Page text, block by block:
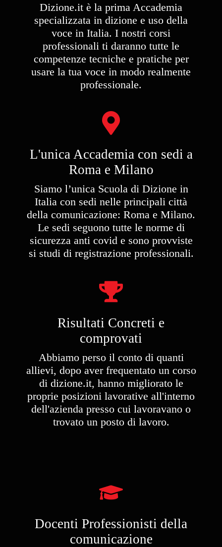
Dizione.it è la prima Accademia
specializzata in dizione e uso della
voce in Italia. I nostri corsi
professionali ti daranno tutte le
competenze tecniche e pratiche per
usare la tua voce in modo realmente
professionale.
L'unica Accademia con sedi a
Roma e Milano
Siamo l’unica Scuola di Dizione in
Italia con sedi nelle principali città
della comunicazione: Roma e Milano.
Le sedi seguono tutte le norme di
sicurezza anti covid e sono provviste
si studi di registrazione professionali.​
Risultati Concreti e
comprovati​
Abbiamo perso il conto di quanti
allievi, dopo aver frequentato un corso
di dizione.it, hanno migliorato le
proprie posizioni lavorative all'interno
dell'azienda presso cui lavoravano o
trovato un posto di lavoro.
Docenti Professionisti della
comunicazione